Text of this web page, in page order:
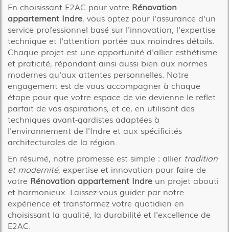
En choisissant E2AC pour votre Rénovation
appartement Indre, vous optez pour l'assurance d'un
service professionnel basé sur l'innovation, l'expertise
technique et l'attention portée aux moindres détails.
Chaque projet est une opportunité d'allier esthétisme
et praticité, répondant ainsi aussi bien aux normes
modernes qu'aux attentes personnelles. Notre
engagement est de vous accompagner à chaque
étape pour que votre espace de vie devienne le reflet
parfait de vos aspirations, et ce, en utilisant des
techniques avant-gardistes adaptées à
l'environnement de l'Indre et aux spécificités
architecturales de la région.
En résumé, notre promesse est simple : allier tradition
et modernité, expertise et innovation pour faire de
votre Rénovation appartement Indre un projet abouti
et harmonieux. Laissez-vous guider par notre
expérience et transformez votre quotidien en
choisissant la qualité, la durabilité et l'excellence de
E2AC.